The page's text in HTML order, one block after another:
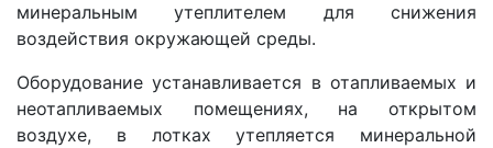
минеральным утеплителем для снижения
воздействия окружающей среды.
Оборудование устанавливается в отапливаемых и
неотапливаемых помещениях, на открытом
воздухе, в лотках утепляется минеральной